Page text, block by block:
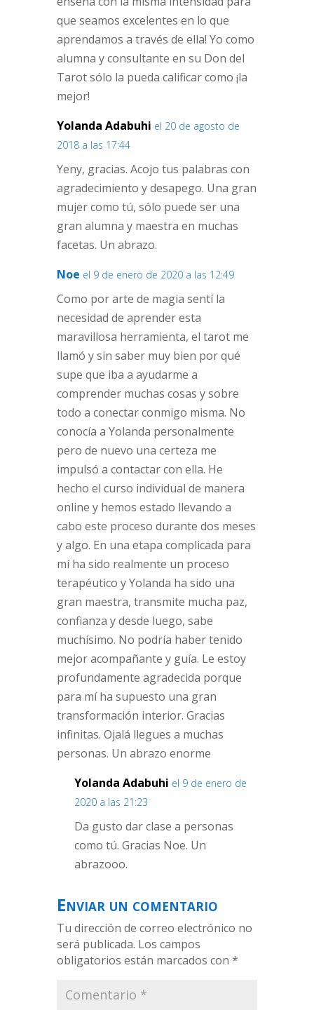
que seamos excelentes en lo que
aprendamos a través de ella! Yo como
alumna y consultante en su Don del
Tarot sólo la pueda calificar como ¡la
mejor!
Yolanda Adabuhi el 20 de agosto de
2018 a las 17:44
Yeny, gracias. Acojo tus palabras con
agradecimiento y desapego. Una gran
mujer como tú, sólo puede ser una
gran alumna y maestra en muchas
facetas. Un abrazo.
Noe el 9 de enero de 2020 a las 12:49
Como por arte de magia sentí la
necesidad de aprender esta
maravillosa herramienta, el tarot me
llamó y sin saber muy bien por qué
supe que iba a ayudarme a
comprender muchas cosas y sobre
todo a conectar conmigo misma. No
conocía a Yolanda personalmente
pero de nuevo una certeza me
impulsó a contactar con ella. He
hecho el curso individual de manera
online y hemos estado llevando a
cabo este proceso durante dos meses
y algo. En una etapa complicada para
mí ha sido realmente un proceso
terapéutico y Yolanda ha sido una
gran maestra, transmite mucha paz,
confianza y desde luego, sabe
muchísimo. No podría haber tenido
mejor acompañante y guía. Le estoy
profundamente agradecida porque
para mí ha supuesto una gran
transformación interior. Gracias
infinitas. Ojalá llegues a muchas
personas. Un abrazo enorme
Yolanda Adabuhi el 9 de enero de
2020 a las 21:23
Da gusto dar clase a personas
como tú. Gracias Noe. Un
abrazooo.
Enviar un comentario
Tu dirección de correo electrónico no
será publicada. Los campos
obligatorios están marcados con *